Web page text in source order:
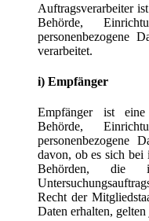
Auftragsverarbeiter
Behörde,
personenbezogene
verarbeitet.
i) Empfänger
Empfänger ist
Behörde,
personenbezogene
davon, ob es sich
Behörden, die
Recht der
Daten erhalten,